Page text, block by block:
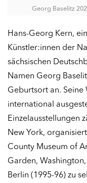
Georg Baselitz
Hans-Georg Kern,
Künstler:innen der
sächsischen
Namen Georg
Geburtsort an. Seine
international
Einzelausstellungen
New York,
County Museum of
Garden,
Berlin (1995-96) zu